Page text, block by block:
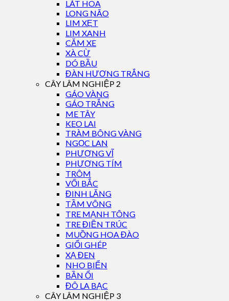
LÁT HOA
LONG NÃO
LIM XẸT
LIM XANH
CĂM XE
XÀ CỪ
DÓ BẦU
ĐÀN HƯƠNG TRẮNG
CÂY LÂM NGHIỆP 2
GÁO VÀNG
GÁO TRẮNG
ME TÂY
KEO LAI
TRÀM BÔNG VÀNG
NGỌC LAN
PHƯỢNG VĨ
PHƯỢNG TÍM
TRÔM
VỐI BẮC
ĐINH LĂNG
TẦM VÔNG
TRE MẠNH TÔNG
TRE ĐIỀN TRÚC
MUỒNG HOA ĐÀO
GIỔI GHÉP
XẠ ĐEN
NHO BIỂN
BẦN ỔI
ĐÔ LA BẠC
CÂY LÂM NGHIỆP 3